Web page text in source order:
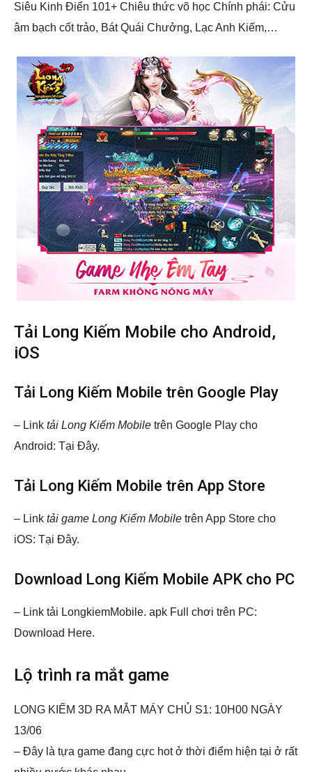
Siêu Kinh Điển 101+ Chiêu thức võ học Chính phái: Cửu
âm bạch cốt trảo, Bát Quái Chưởng, Lạc Anh Kiếm,…
Tải Long Kiếm Mobile cho Android,
iOS
Tải Long Kiếm Mobile trên Google Play
– Link tải Long Kiếm Mobile trên Google Play cho
Android: Tại Đây.
Tải Long Kiếm Mobile trên App Store
– Link tải game Long Kiếm Mobile trên App Store cho
iOS: Tại Đây.
Download Long Kiếm Mobile APK cho PC
– Link tải LongkiemMobile. apk Full chơi trên PC:
Download Here.
Lộ trình ra mắt game
LONG KIẾM 3D RA MẮT MÁY CHỦ S1: 10H00 NGÀY
13/06
– Đây là tựa game đang cực hot ở thời điểm hiện tại ở rất